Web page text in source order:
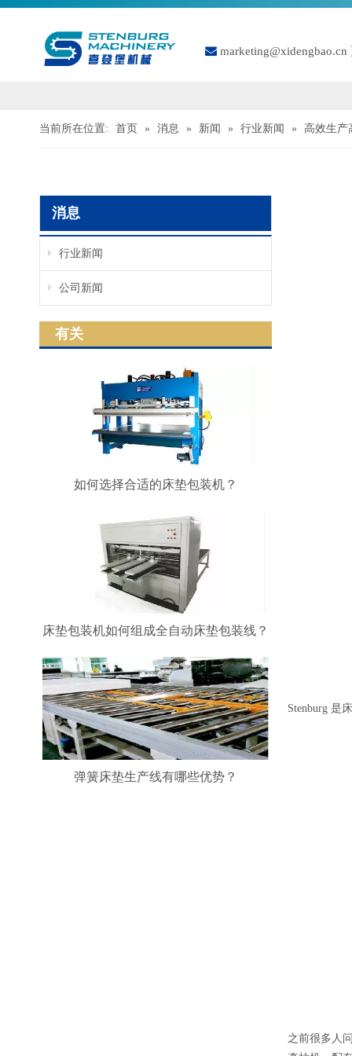
 marketing@xidengbao.cn
当前所在位置: 首页 » 消息 » 新闻 » 行业新闻 » 高效生产
消息
行业新闻
公司新闻
有关
如何选择合适的床垫包装机？
床垫包装机如何组成全自动床垫包装线？
弹簧床垫生产线有哪些优势？
Stenburg 是
之前很多人